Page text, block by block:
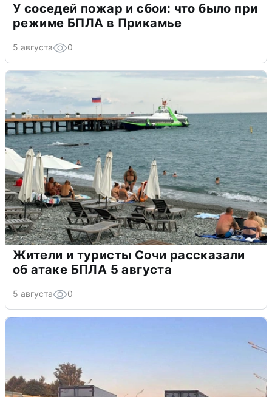
У соседей пожар и сбои: что было при
режиме БПЛА в Прикамье
5 августа 0
Жители и туристы Сочи рассказали
об атаке БПЛА 5 августа
5 августа 0